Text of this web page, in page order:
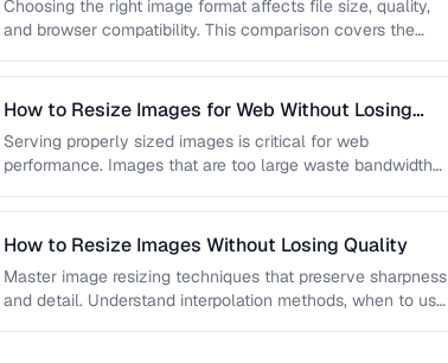
Choosing the right image format affects file size, quality,
and browser compatibility. This comparison covers the
How to Resize Images for Web Without Losing
Quality
Serving properly sized images is critical for web
performance. Images that are too large waste bandwidth
How to Resize Images Without Losing Quality
Master image resizing techniques that preserve sharpness
and detail. Understand interpolation methods, when to use